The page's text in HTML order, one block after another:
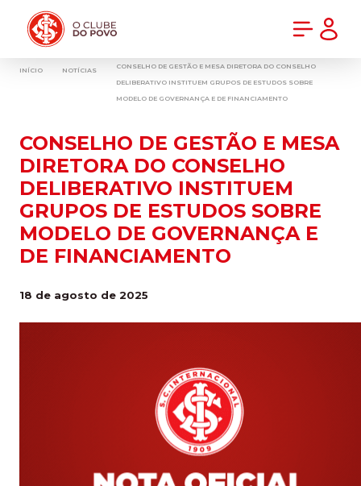
INÍCIO NOTÍCIAS
CONSELHO DE GESTÃO E MESA DIRETORA DO CONSELHO
DELIBERATIVO INSTITUEM GRUPOS DE ESTUDOS SOBRE
MODELO DE GOVERNANÇA E DE FINANCIAMENTO
CONSELHO DE GESTÃO E MESA
DIRETORA DO CONSELHO
DELIBERATIVO INSTITUEM
GRUPOS DE ESTUDOS SOBRE
MODELO DE GOVERNANÇA E
DE FINANCIAMENTO
18 de agosto de 2025